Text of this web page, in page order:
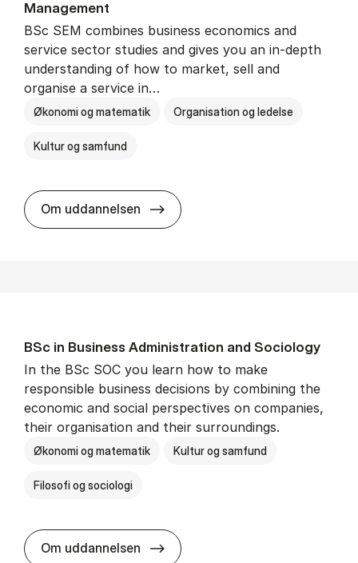
Man­age­ment
BSc SEM combines business economics and
service sector studies and gives you an in-depth
understanding of how to market, sell and
organise a service in…
Økonomi og matematik Organisation og ledelse
Kultur og samfund
Om uddannelsen BSc in Busi­ness Ad­min­is­tra­tion
BSc in Busi­ness Ad­min­is­tra­tion and So­ci­ology
In the BSc SOC you learn how to make
responsible business decisions by combining the
economic and social perspectives on companies,
their organisation and their surroundings.
Økonomi og matematik Kultur og samfund
Filosofi og sociologi
Om uddannelsen BSc in Busi­ness Ad­min­is­tra­tion